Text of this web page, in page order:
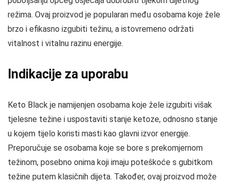
režima. Ovaj proizvod je popularan među osobama koje žele
brzo i efikasno izgubiti težinu, a istovremeno održati
vitalnost i vitalnu razinu energije.
Indikacije za uporabu
Keto Black je namijenjen osobama koje žele izgubiti višak
tjelesne težine i uspostaviti stanje ketoze, odnosno stanje
u kojem tijelo koristi masti kao glavni izvor energije.
Preporučuje se osobama koje se bore s prekomjernom
težinom, posebno onima koji imaju poteškoće s gubitkom
težine putem klasičnih dijeta. Također, ovaj proizvod može